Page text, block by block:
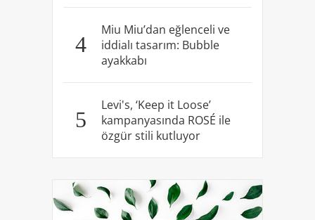
4
Miu Miu’dan eğlenceli ve
iddialı tasarım: Bubble
ayakkabı
5
Levi's, ‘Keep it Loose’
kampanyasında ROSÉ ile
özgür stili kutluyor